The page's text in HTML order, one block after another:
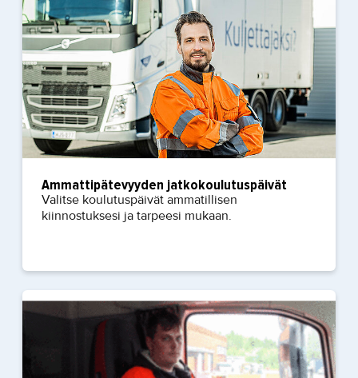
Ammattipätevyyden jatkokoulutuspäivät
Valitse koulutuspäivät ammatillisen
kiinnostuksesi ja tarpeesi mukaan.